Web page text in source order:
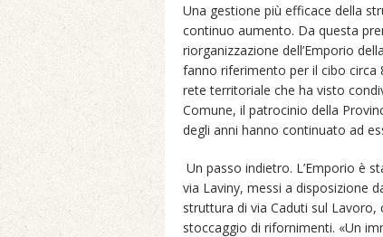
Una gestione più efficace della
continuo aumento. Da questa
riorganizzazione dell’Emporio
fanno riferimento per il cibo circa
rete territoriale che ha visto
Comune, il patrocinio della
degli anni hanno continuato ad
Un passo indietro. L’Emporio è
via Laviny, messi a disposizione
struttura di via Caduti sul
stoccaggio di rifornimenti. «Un